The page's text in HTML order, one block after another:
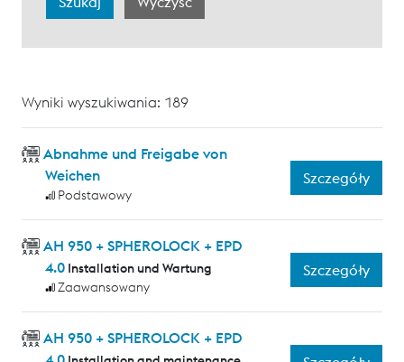
Wyniki wyszukiwania: 189
Abnahme und Freigabe von
Weichen
Podstawowy
Szczegóły
AH 950 + SPHEROLOCK + EPD
4.0 Installation und Wartung
Zaawansowany
Szczegóły
AH 950 + SPHEROLOCK + EPD